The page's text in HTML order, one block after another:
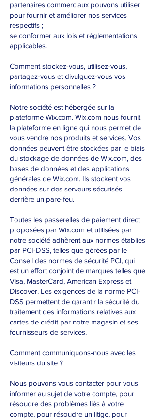
partenaires commerciaux pouvons utiliser
pour fournir et améliorer nos services
respectifs ;
se conformer aux lois et réglementations
applicables.
Comment stockez-vous, utilisez-vous,
partagez-vous et divulguez-vous vos
informations personnelles ?
Notre société est hébergée sur la
plateforme Wix.com. Wix.com nous fournit
la plateforme en ligne qui nous permet de
vous vendre nos produits et services. Vos
données peuvent être stockées par le biais
du stockage de données de Wix.com, des
bases de données et des applications
générales de Wix.com. Ils stockent vos
données sur des serveurs sécurisés
derrière un pare-feu.
Toutes les passerelles de paiement direct
proposées par Wix.com et utilisées par
notre société adhèrent aux normes établies
par PCI-DSS, telles que gérées par le
Conseil des normes de sécurité PCI, qui
est un effort conjoint de marques telles que
Visa, MasterCard, American Express et
Discover. Les exigences de la norme PCI-
DSS permettent de garantir la sécurité du
traitement des informations relatives aux
cartes de crédit par notre magasin et ses
fournisseurs de services.
Comment communiquons-nous avec les
visiteurs du site ?
Nous pouvons vous contacter pour vous
informer au sujet de votre compte, pour
résoudre des problèmes liés à votre
compte, pour résoudre un litige, pour